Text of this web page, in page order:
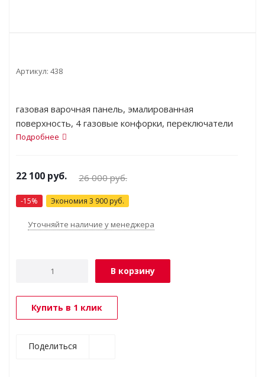
Артикул: 438
газовая варочная панель, эмалированная
поверхность, 4 газовые конфорки, переключатели
поворотные, электроподжиг, независимая
Подробнее
22 100 руб. 26 000руб.
-15% Экономия 3 900 руб.
Уточняйте наличие у менеджера
В корзину
Купить в 1 клик
Поделиться